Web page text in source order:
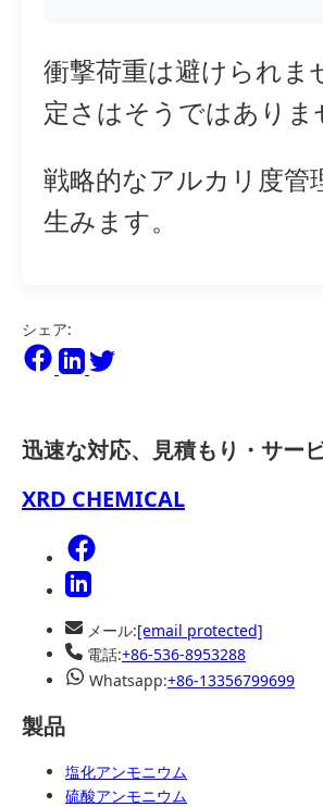
衝撃荷重は避けられま
定さはそうではありま
戦略的なアルカリ度管
生みます。
シェア:
迅速な対応、見積もり・サー
XRD CHEMICAL
メール:[email protected]
電話:+86-536-8953288
Whatsapp:+86-13356799699
製品
塩化アンモニウム
硫酸アンモニウム